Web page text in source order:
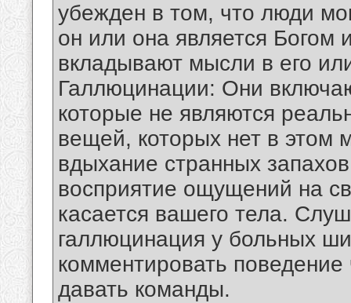
убежден в том, что люди
он или она является Богом
вкладывают мысли в его
Галлюцинации: Они
которые не являются
вещей, которых нет в этом
вдыхание странных
восприятие ощущений на
касается вашего тела.
галлюцинация у больных
комментировать поведение
давать команды.